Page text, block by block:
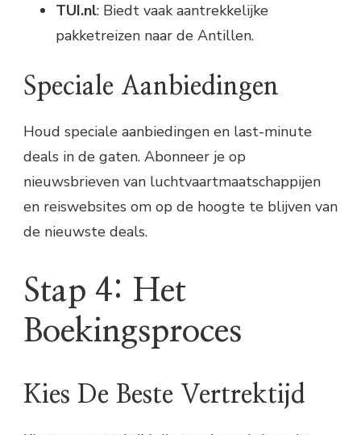
TUI.nl: Biedt vaak aantrekkelijke
pakketreizen naar de Antillen.
Speciale Aanbiedingen
Houd speciale aanbiedingen en last-minute
deals in de gaten. Abonneer je op
nieuwsbrieven van luchtvaartmaatschappijen
en reiswebsites om op de hoogte te blijven van
de nieuwste deals.
Stap 4: Het
Boekingsproces
Kies De Beste Vertrektijd